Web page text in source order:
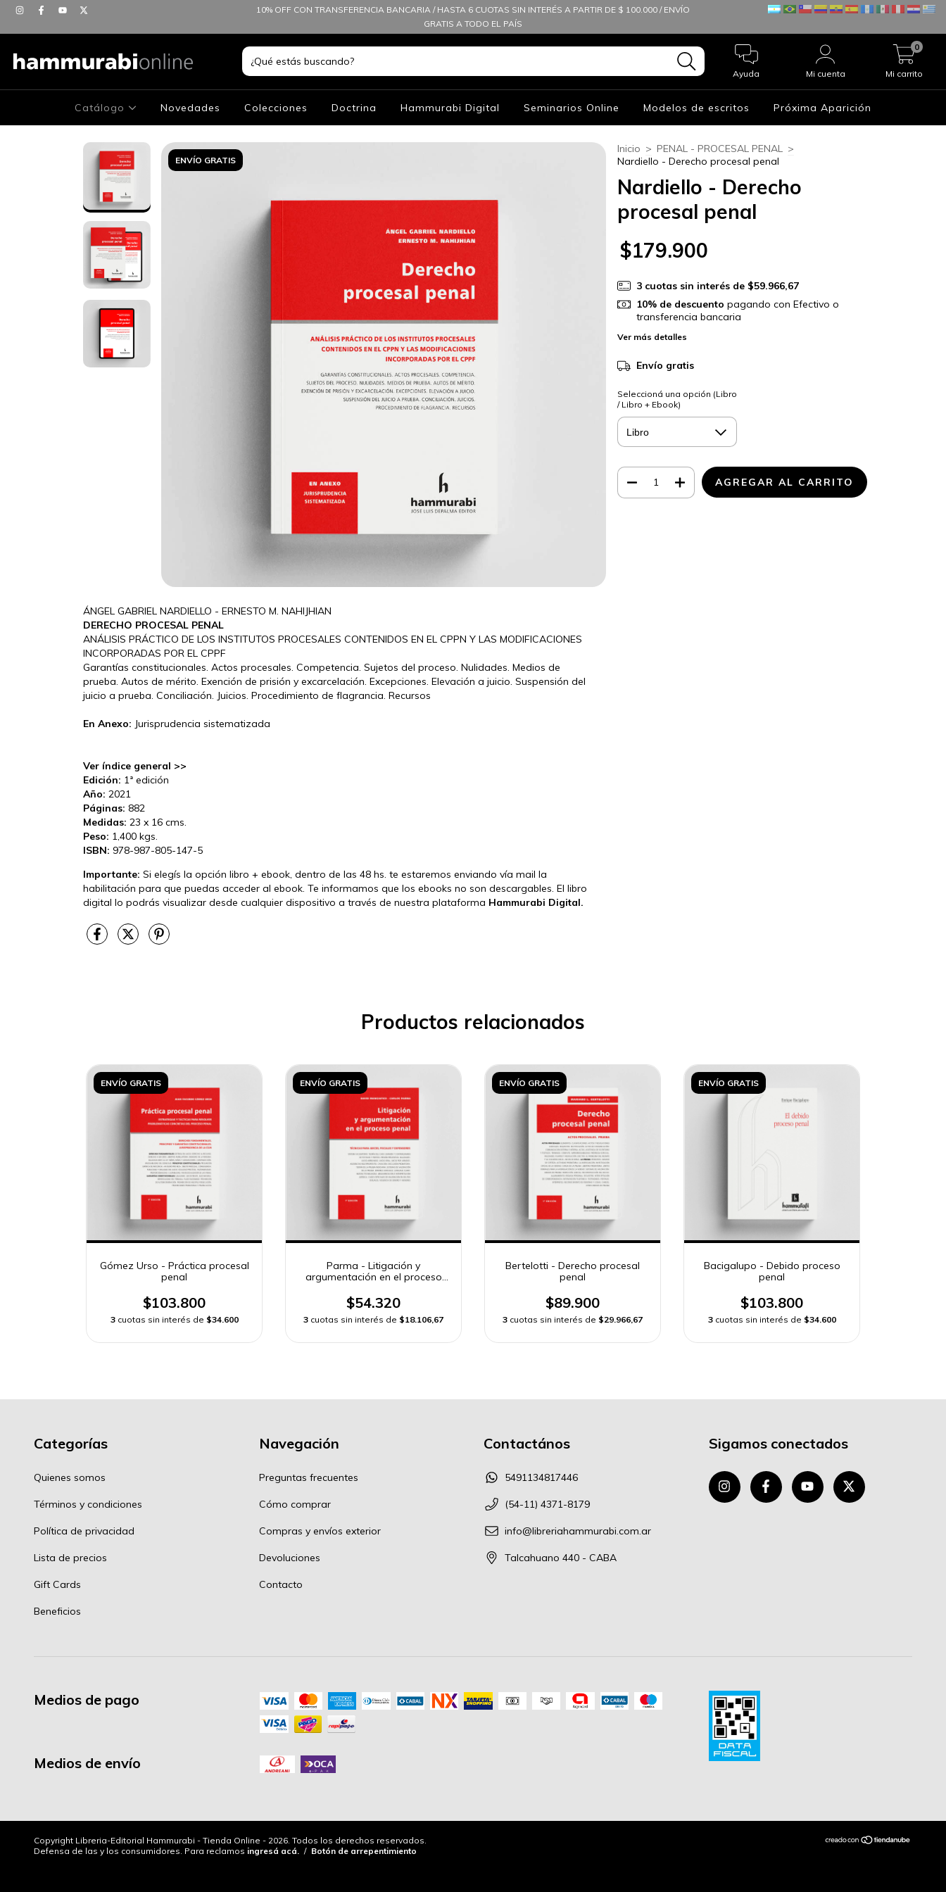
10% OFF CON TRANSFERENCIA BANCARIA / HASTA 6 CUOTAS SIN INTERÉS A PARTIR DE $ 100.000 / ENVÍO
GRATIS A TODO EL PAÍS
Ayuda Mi cuenta Mi carrito
0
Catálogo Novedades Colecciones Doctrina Hammurabi Digital Seminarios Online Modelos de escritos Próxima Aparición
ENVÍO GRATIS
ÁNGEL GABRIEL NARDIELLO - ERNESTO M. NAHIJHIAN
DERECHO PROCESAL PENAL
ANÁLISIS PRÁCTICO DE LOS INSTITUTOS PROCESALES CONTENIDOS EN EL CPPN Y LAS MODIFICACIONES
INCORPORADAS POR EL CPPF
Garantías constitucionales. Actos procesales. Competencia. Sujetos del proceso. Nulidades. Medios de
prueba. Autos de mérito. Exención de prisión y excarcelación. Excepciones. Elevación a juicio. Suspensión del
juicio a prueba. Conciliación. Juicios. Procedimiento de flagrancia. Recursos
En Anexo: Jurisprudencia sistematizada
Ver índice general >>
Edición: 1ª edición
Año: 2021
Páginas: 882
Medidas: 23 x 16 cms.
Peso: 1,400 kgs.
ISBN: 978-987-805-147-5
Importante: Si elegís la opción libro + ebook, dentro de las 48 hs. te estaremos enviando vía mail la
habilitación para que puedas acceder al ebook. Te informamos que los ebooks no son descargables. El libro
digital lo podrás visualizar desde cualquier dispositivo a través de nuestra plataforma Hammurabi Digital.
Inicio > PENAL - PROCESAL PENAL
>
Nardiello - Derecho procesal penal
Nardiello - Derecho
procesal penal
$179.900
3 cuotas sin interés de $59.966,67
10% de descuento pagando con Efectivo o
transferencia bancaria
Ver más detalles
Envío gratis
Seleccioná una opción (Libro
/ Libro + Ebook)
Productos relacionados
ENVÍO GRATIS
Gómez Urso - Práctica procesal
penal
$103.800
3 cuotas sin interés de $34.600
ENVÍO GRATIS
Parma - Litigación y
argumentación en el proceso
$54.320
3 cuotas sin interés de $18.106,67
ENVÍO GRATIS
Bertelotti - Derecho procesal
penal
$89.900
3 cuotas sin interés de $29.966,67
ENVÍO GRATIS
Bacigalupo - Debido proceso
penal
$103.800
3 cuotas sin interés de $34.600
Categorías
Quienes somos
Términos y condiciones
Política de privacidad
Lista de precios
Gift Cards
Beneficios
Navegación
Preguntas frecuentes
Cómo comprar
Compras y envíos exterior
Devoluciones
Contacto
Contactános
5491134817446
(54-11) 4371-8179
info@libreriahammurabi.com.ar
Talcahuano 440 - CABA
Sigamos conectados
Medios de pago
Medios de envío
Copyright Libreria-Editorial Hammurabi - Tienda Online - 2026. Todos los derechos reservados.
Defensa de las y los consumidores. Para reclamos ingresá acá. / Botón de arrepentimiento